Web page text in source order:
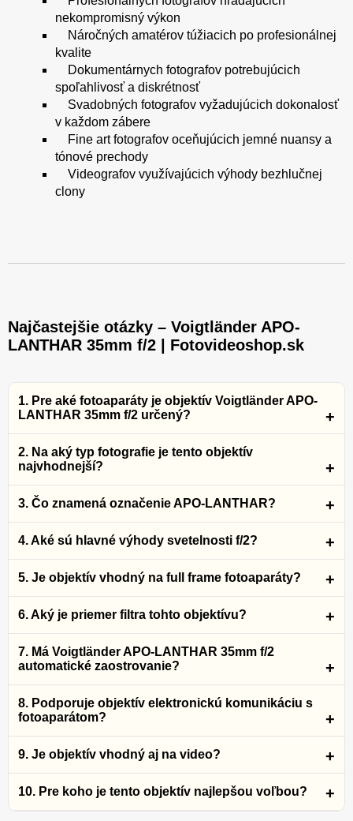
nekompromisný výkon
Náročných amatérov túžiacich po profesionálnej
kvalite
Dokumentárnych fotografov potrebujúcich
spoľahlivosť a diskrétnosť
Svadobných fotografov vyžadujúcich dokonalosť
v každom zábere
Fine art fotografov oceňujúcich jemné nuansy a
tónové prechody
Videografov využívajúcich výhody bezhlučnej
clony
Najčastejšie otázky – Voigtländer APO-
LANTHAR 35mm f/2 | Fotovideoshop.sk
1. Pre aké fotoaparáty je objektív Voigtländer APO-
LANTHAR 35mm f/2 určený?
2. Na aký typ fotografie je tento objektív
najvhodnejší?
3. Čo znamená označenie APO-LANTHAR?
4. Aké sú hlavné výhody svetelnosti f/2?
5. Je objektív vhodný na full frame fotoaparáty?
6. Aký je priemer filtra tohto objektívu?
7. Má Voigtländer APO-LANTHAR 35mm f/2
automatické zaostrovanie?
8. Podporuje objektív elektronickú komunikáciu s
fotoaparátom?
9. Je objektív vhodný aj na video?
10. Pre koho je tento objektív najlepšou voľbou?